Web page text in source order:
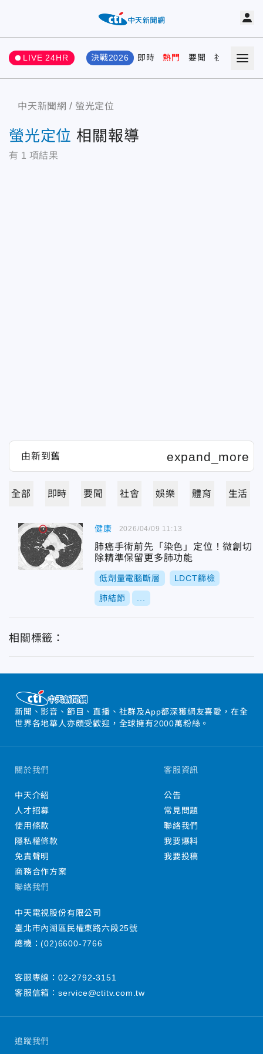
LIVE 24HR 決戰2026 即時 熱門 要聞 社會 娛樂
中天新聞網 螢光定位
螢光定位 相關報導
有 1 項結果
全部 即時 要聞 社會 娛樂 體育 生活
健康
肺癌手術前先「染色」定位！微創切
除精準保留更多肺功能
低劑量電腦斷層 LDCT篩檢
肺結節
2026/04/09 11:13
相關標籤：
新聞、影音、節目、直播、社群及App都深獲網友喜愛，在全
世界各地華人亦頗受歡迎，全球擁有2000萬粉絲。
追蹤我們
關於我們
中天介紹
人才招募
使用條款
隱私權條款
免責聲明
商務合作方案
客服資訊
公告
常見問題
聯絡我們
我要爆料
我要投稿
聯絡我們
中天電視股份有限公司
臺北市內湖區民權東路六段25號
總機：(02)6600-7766
客服專線： 02-2792-3151
客服信箱： service@ctitv.com.tw